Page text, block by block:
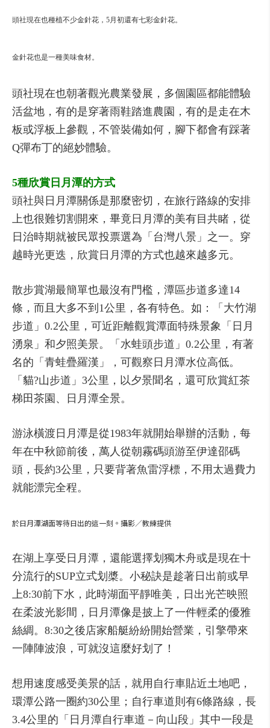
頭社現在也種植不少金針花，5月初還有七彩金針花。
金針花也是一種美味食材。
頭社現在也朝著觀光農業發展，多個園區都能體驗
活盆地，有的是穿著雨鞋踏進農園，有的是走在木
板或浮板上參觀，不管裝備如何，腳下都會有踩著
Q彈布丁的絕妙體驗。
5種欣賞日月潭的方式
頭社與日月潭關係是那麼密切，在旅行路線的安排
上也很難切割開來，畢竟日月潭的美有目共睹，從
日治時期就被民眾投票選為「台灣八景」之一。穿
越時光更迭，欣賞日月潭的方式也越來越多元。
散步賞湖最簡單也最沒有門檻，潭區步道多達14
條，而且大多不到1公里，各有特色。如：
「大竹湖
步道」0.2公里，可近距離觀賞潭面特殊景象「日月
湧泉」和夕照美景。
「水蛙頭步道」0.2公里，有著
名的「青蛙疊羅漢」，可觀察日月潭水位高低。
「貓?山步道」3公里，以夕景聞名，還可欣賞紅茶
梯田茶園、日月潭全景。
游泳橫渡日月潭是從1983年就開始舉辦的活動，每
年在中秋節前後，萬人從朝霧碼頭游至伊達邵碼
頭，長約3公里，只要背著魚雷浮標，不用太過費力
就能漂完全程。
於日月潭湖面等待日出的這一刻。攝影／教練提供
在湖上享受日月潭，還能選擇划獨木舟或是現在十
分流行的SUP立式划槳。小秘訣是趁著日出前或早
上8:30前下水，此時湖面平靜唯美，日出光芒映照
在柔波光影間，日月潭像是披上了一件輕柔的優雅
絲綢。8:30之後店家船艇紛紛開始營業，引擎帶來
一陣陣波浪，可就沒這麼好划了！
想用速度感受美景的話，就用自行車貼近土地吧，
環潭公路一圈約30公里；自行車道則有6條路線，長
3.4公里的「日月潭自行車道－向山段」其中一段是